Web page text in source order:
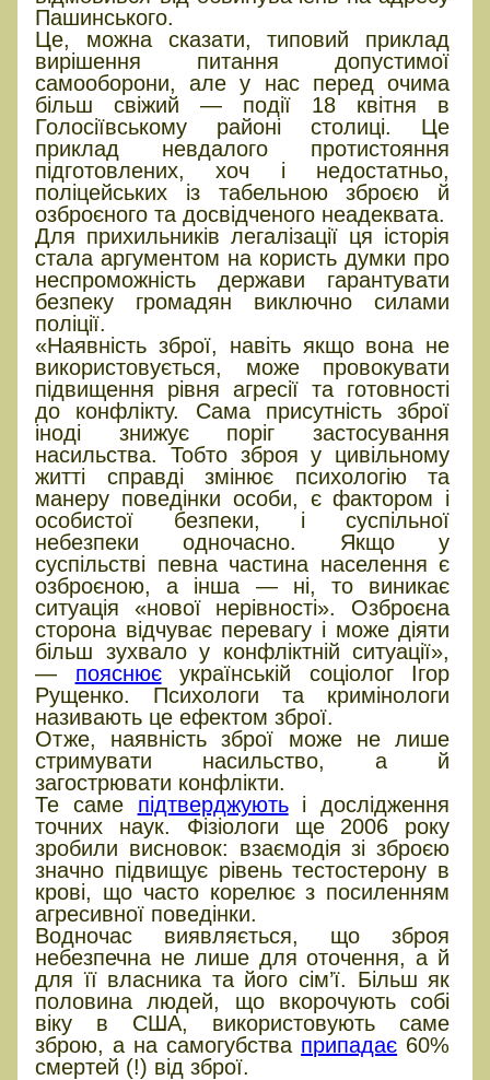
Пашинського.
Це, можна сказати, типовий приклад
вирішення питання допустимої
самооборони, але у нас перед очима
більш свіжий — події 18 квітня в
Голосіївському районі столиці. Це
приклад невдалого протистояння
підготовлених, хоч і недостатньо,
поліцейських із табельною зброєю й
озброєного та досвідченого неадеквата.
Для прихильників легалізації ця історія
стала аргументом на користь думки про
неспроможність держави гарантувати
безпеку громадян виключно силами
поліції.
«Наявність зброї, навіть якщо вона не
використовується, може провокувати
підвищення рівня агресії та готовності
до конфлікту. Сама присутність зброї
іноді знижує поріг застосування
насильства. Тобто зброя у цивільному
житті справді змінює психологію та
манеру поведінки особи, є фактором і
особистої безпеки, і суспільної
небезпеки одночасно. Якщо у
суспільстві певна частина населення є
озброєною, а інша — ні, то виникає
ситуація «нової нерівності». Озброєна
сторона відчуває перевагу і може діяти
більш зухвало у конфліктній ситуації»,
— пояснюєукраїнській соціолог Ігор
Рущенко. Психологи та кримінологи
називають це ефектом зброї.
Отже, наявність зброї може не лише
стримувати насильство, а й
загострювати конфлікти.
Те саме підтверджуютьі дослідження
точних наук. Фізіологи ще 2006 року
зробили висновок: взаємодія зі зброєю
значно підвищує рівень тестостерону в
крові, що часто корелює з посиленням
агресивної поведінки.
Водночас виявляється, що зброя
небезпечна не лише для оточення, а й
для її власника та його сім’ї. Більш як
половина людей, що вкорочують собі
віку в США, використовують саме
зброю, а на самогубства припадає 60%
смертей (!) від зброї.